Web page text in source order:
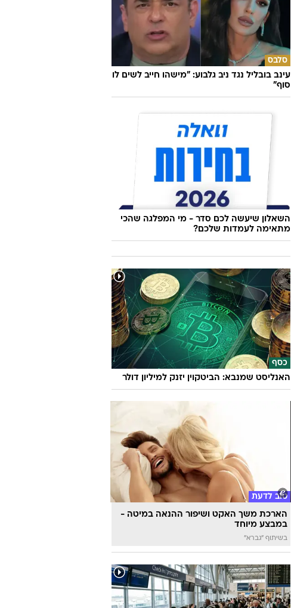
סלבס
עינב בובליל נגד ניב גלבוע: "מישהו חייב לשים לו
סוף"
השאלון שיעשה לכם סדר - מי המפלגה שהכי
מתאימה לעמדות שלכם?
כסף
האנליסט שמנבא: הביטקוין יזנק למיליון דולר
טוב לדעת
הארכת משך האקט ושיפור ההנאה במיטה -
במבצע מיוחד
בשיתוף "גברא"